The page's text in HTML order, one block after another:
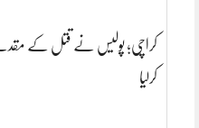
کراچی؛ پولیس نے قتل کے مقدمے
کرلیا